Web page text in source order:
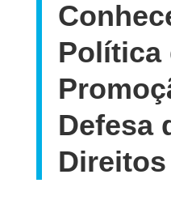
Política
Defesa